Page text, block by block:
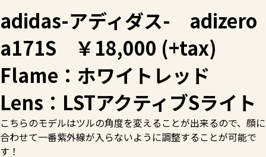
adidas-アディダス- adizero
a171S ￥18,000 (+tax)
Flame：ホワイトレッド
Lens：LSTアクティブSライト
こちらのモデルはツルの角度を変えることが出来るので、顔に
合わせて一番紫外線が入らないように調整することが可能で
す！